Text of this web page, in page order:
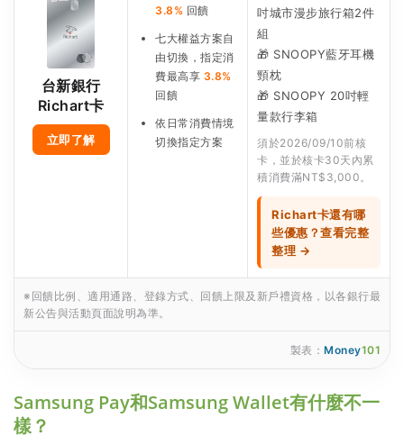
台新銀行
Richart卡
立即了解
3.8% 回饋
七大權益方案自
由切換，指定消
費最高享 3.8%
回饋
依日常消費情境
切換指定方案
吋城市漫步旅行箱2件
組
🎁 SNOOPY藍牙耳機
頸枕
🎁 SNOOPY 20吋輕
量款行李箱
須於2026/09/10前核
卡，並於核卡30天內累
積消費滿NT$3,000。
Richart卡還有哪
些優惠？查看完整
整理 →
※回饋比例、適用通路、登錄方式、回饋上限及新戶禮資格，以各銀行最
新公告與活動頁面說明為準。
製表： Money101
Samsung Pay和Samsung Wallet有什麼不一
樣？